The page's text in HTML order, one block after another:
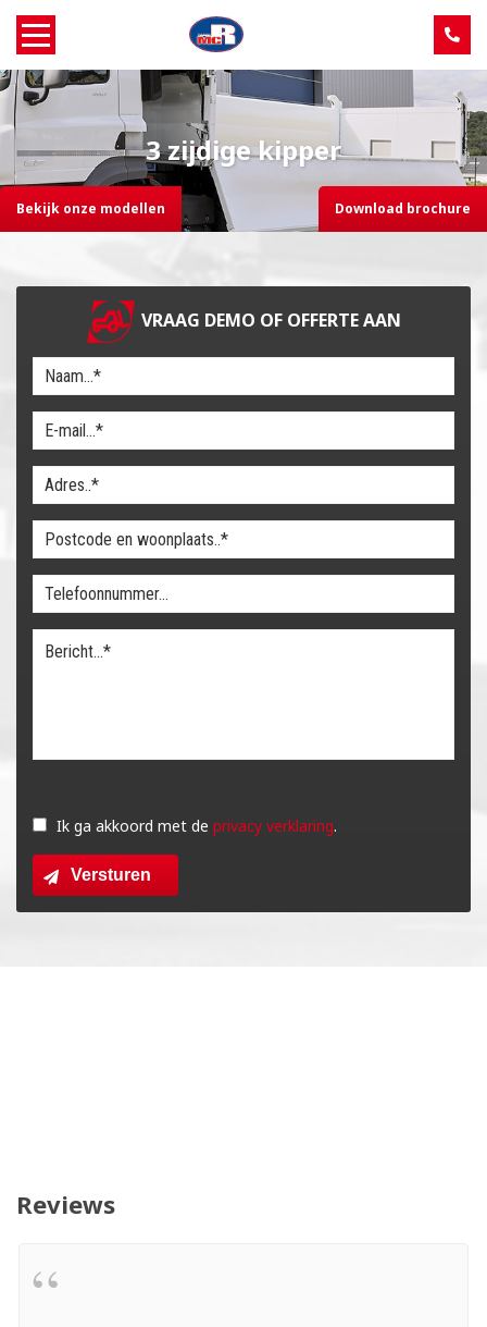
Home
Over MCR
Verkoop
Service
Machine aanbod
Nieuws
Contact
3 zijdige kipper
Bekijk onze modellen Download brochure
VRAAG DEMO OF OFFERTE AAN
dit
veld
leeg
Ik ga akkoord met de privacy verklaring.
Versturen
Reviews